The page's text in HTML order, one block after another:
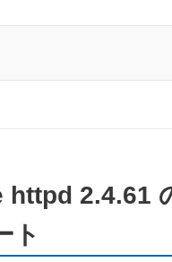
httpd 2.4.61
ト